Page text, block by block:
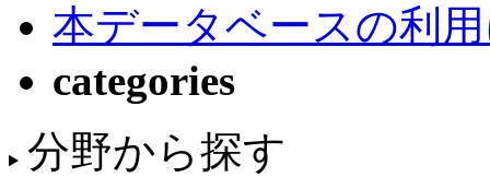
本データベースの利
categories
分野から探す